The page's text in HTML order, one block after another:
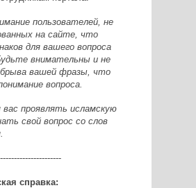
пользователей, не
на сайте, что
для вашего вопроса
внимательны и не
вашей фразы, что
вопроса.
вас проявлять исламскую
свой вопрос со слов
справка: